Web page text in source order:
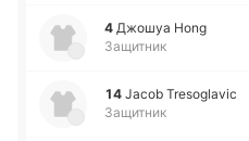
4 Джошуа Hong
Защитник
14 Jacob Tresoglavic
Защитник